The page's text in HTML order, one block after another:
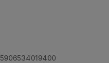
5906534019400